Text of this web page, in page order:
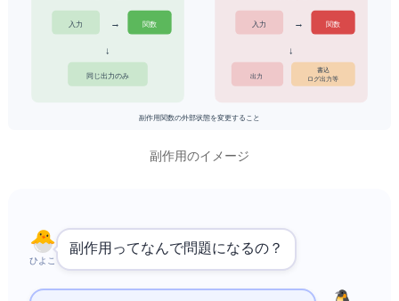
入力 A → 関数
↓
同じ出力のみ
入力 A → 関数
↓
出力
DB書込/
ログ出力等
副作用 = 関数の外部状態を変更すること
副作用のイメージ
ひよこ
副作用ってなんで問題になるの？